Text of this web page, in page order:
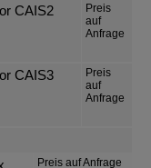
CAIS2
Preis
auf
Anfrage
CAIS3
Preis
auf
Anfrage
Preis auf Anfrage